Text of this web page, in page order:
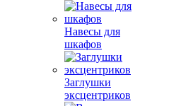
Навесы для
шкафов
Заглушки
эксцентриков